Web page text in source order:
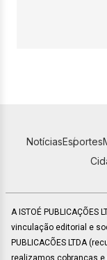
NotíciasEsportes
A ISTOÉ
vinculação editorial e
PUBLICACÕES LTDA
realizamos cobranças